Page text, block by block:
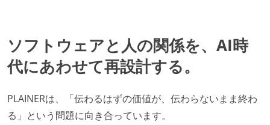
ソフトウェアと人の関係を、AI時
代にあわせて再設計する。
PLAINERは、「伝わるはずの価値が、伝わらないまま終わ
る」という問題に向き合っています。